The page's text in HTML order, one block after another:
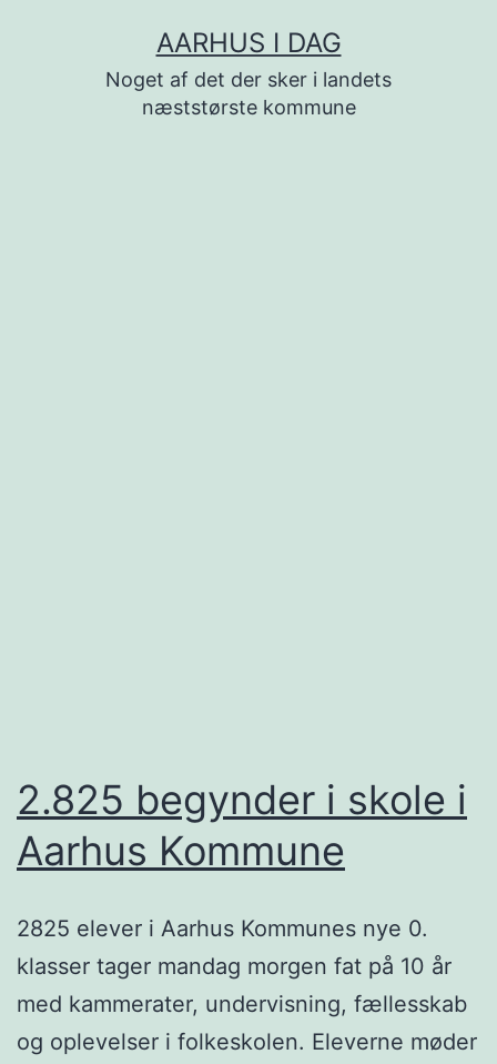
AARHUS I DAG
Noget af det der sker i landets
næststørste kommune
2.825 begynder i skole i
Aarhus Kommune
2825 elever i Aarhus Kommunes nye 0.
klasser tager mandag morgen fat på 10 år
med kammerater, undervisning, fællesskab
og oplevelser i folkeskolen. Eleverne møder